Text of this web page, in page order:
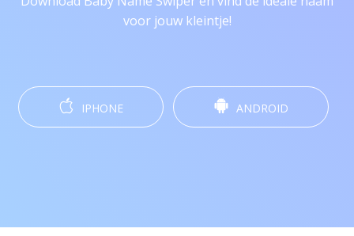
voor jouw kleintje!
IPHONE ANDROID